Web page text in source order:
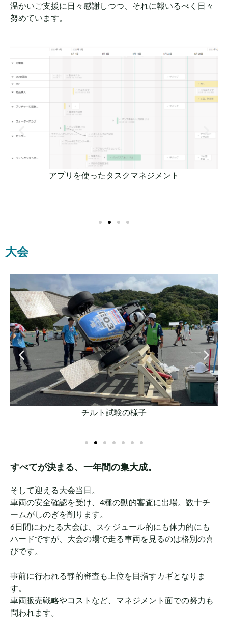
温かいご支援に日々感謝しつつ、それに報いるべく日々
努めています。
アプリを使ったタスクマネジメント
大会
チルト試験の様子
すべてが決まる、一年間の集大成。
そして迎える大会当日。
車両の安全確認を受け、4種の動的審査に出場。 数十チ
ームがしのぎを削ります。
6日間にわたる大会は、スケジュール的にも体力的にも
ハードですが、大会の場で走る車両を見るのは格別の喜
びです。
事前に行われる静的審査も上位を目指すカギとなりま
す。
車両販売戦略やコストなど、マネジメント面での努力も
問われます。